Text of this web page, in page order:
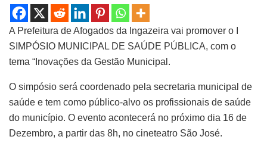
A Prefeitura de Afogados da Ingazeira vai promover o I
SIMPÓSIO MUNICIPAL DE SAÚDE PÚBLICA, com o
tema “Inovações da Gestão Municipal.
O simpósio será coordenado pela secretaria municipal de
saúde e tem como público-alvo os profissionais de saúde
do município. O evento acontecerá no próximo dia 16 de
Dezembro, a partir das 8h, no cineteatro São José.